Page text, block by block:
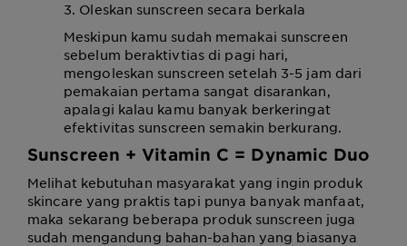
3. Oleskan sunscreen secara berkala
Meskipun kamu sudah memakai sunscreen
sebelum beraktivtias di pagi hari,
mengoleskan sunscreen setelah 3-5 jam dari
pemakaian pertama sangat disarankan,
apalagi kalau kamu banyak berkeringat
efektivitas sunscreen semakin berkurang.
Sunscreen + Vitamin C = Dynamic Duo
Melihat kebutuhan masyarakat yang ingin produk
skincare yang praktis tapi punya banyak manfaat,
maka sekarang beberapa produk sunscreen juga
sudah mengandung bahan-bahan yang biasanya